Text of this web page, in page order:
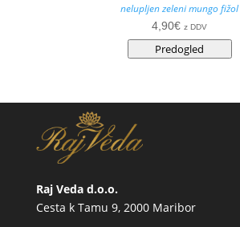
nelupljen zeleni mungo fižol
4,90€ z DDV
Predogled
Raj Veda d.o.o.
Cesta k Tamu 9, 2000 Maribor